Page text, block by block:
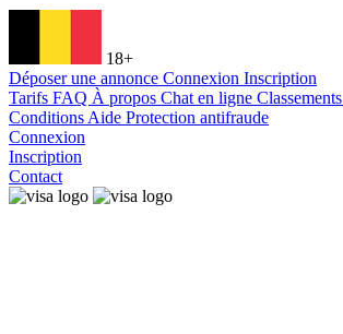
18+
Déposer une annonce Connexion Inscription
Tarifs FAQ À propos Chat en ligne Classements
Conditions Aide Protection antifraude
Connexion
Inscription
Contact